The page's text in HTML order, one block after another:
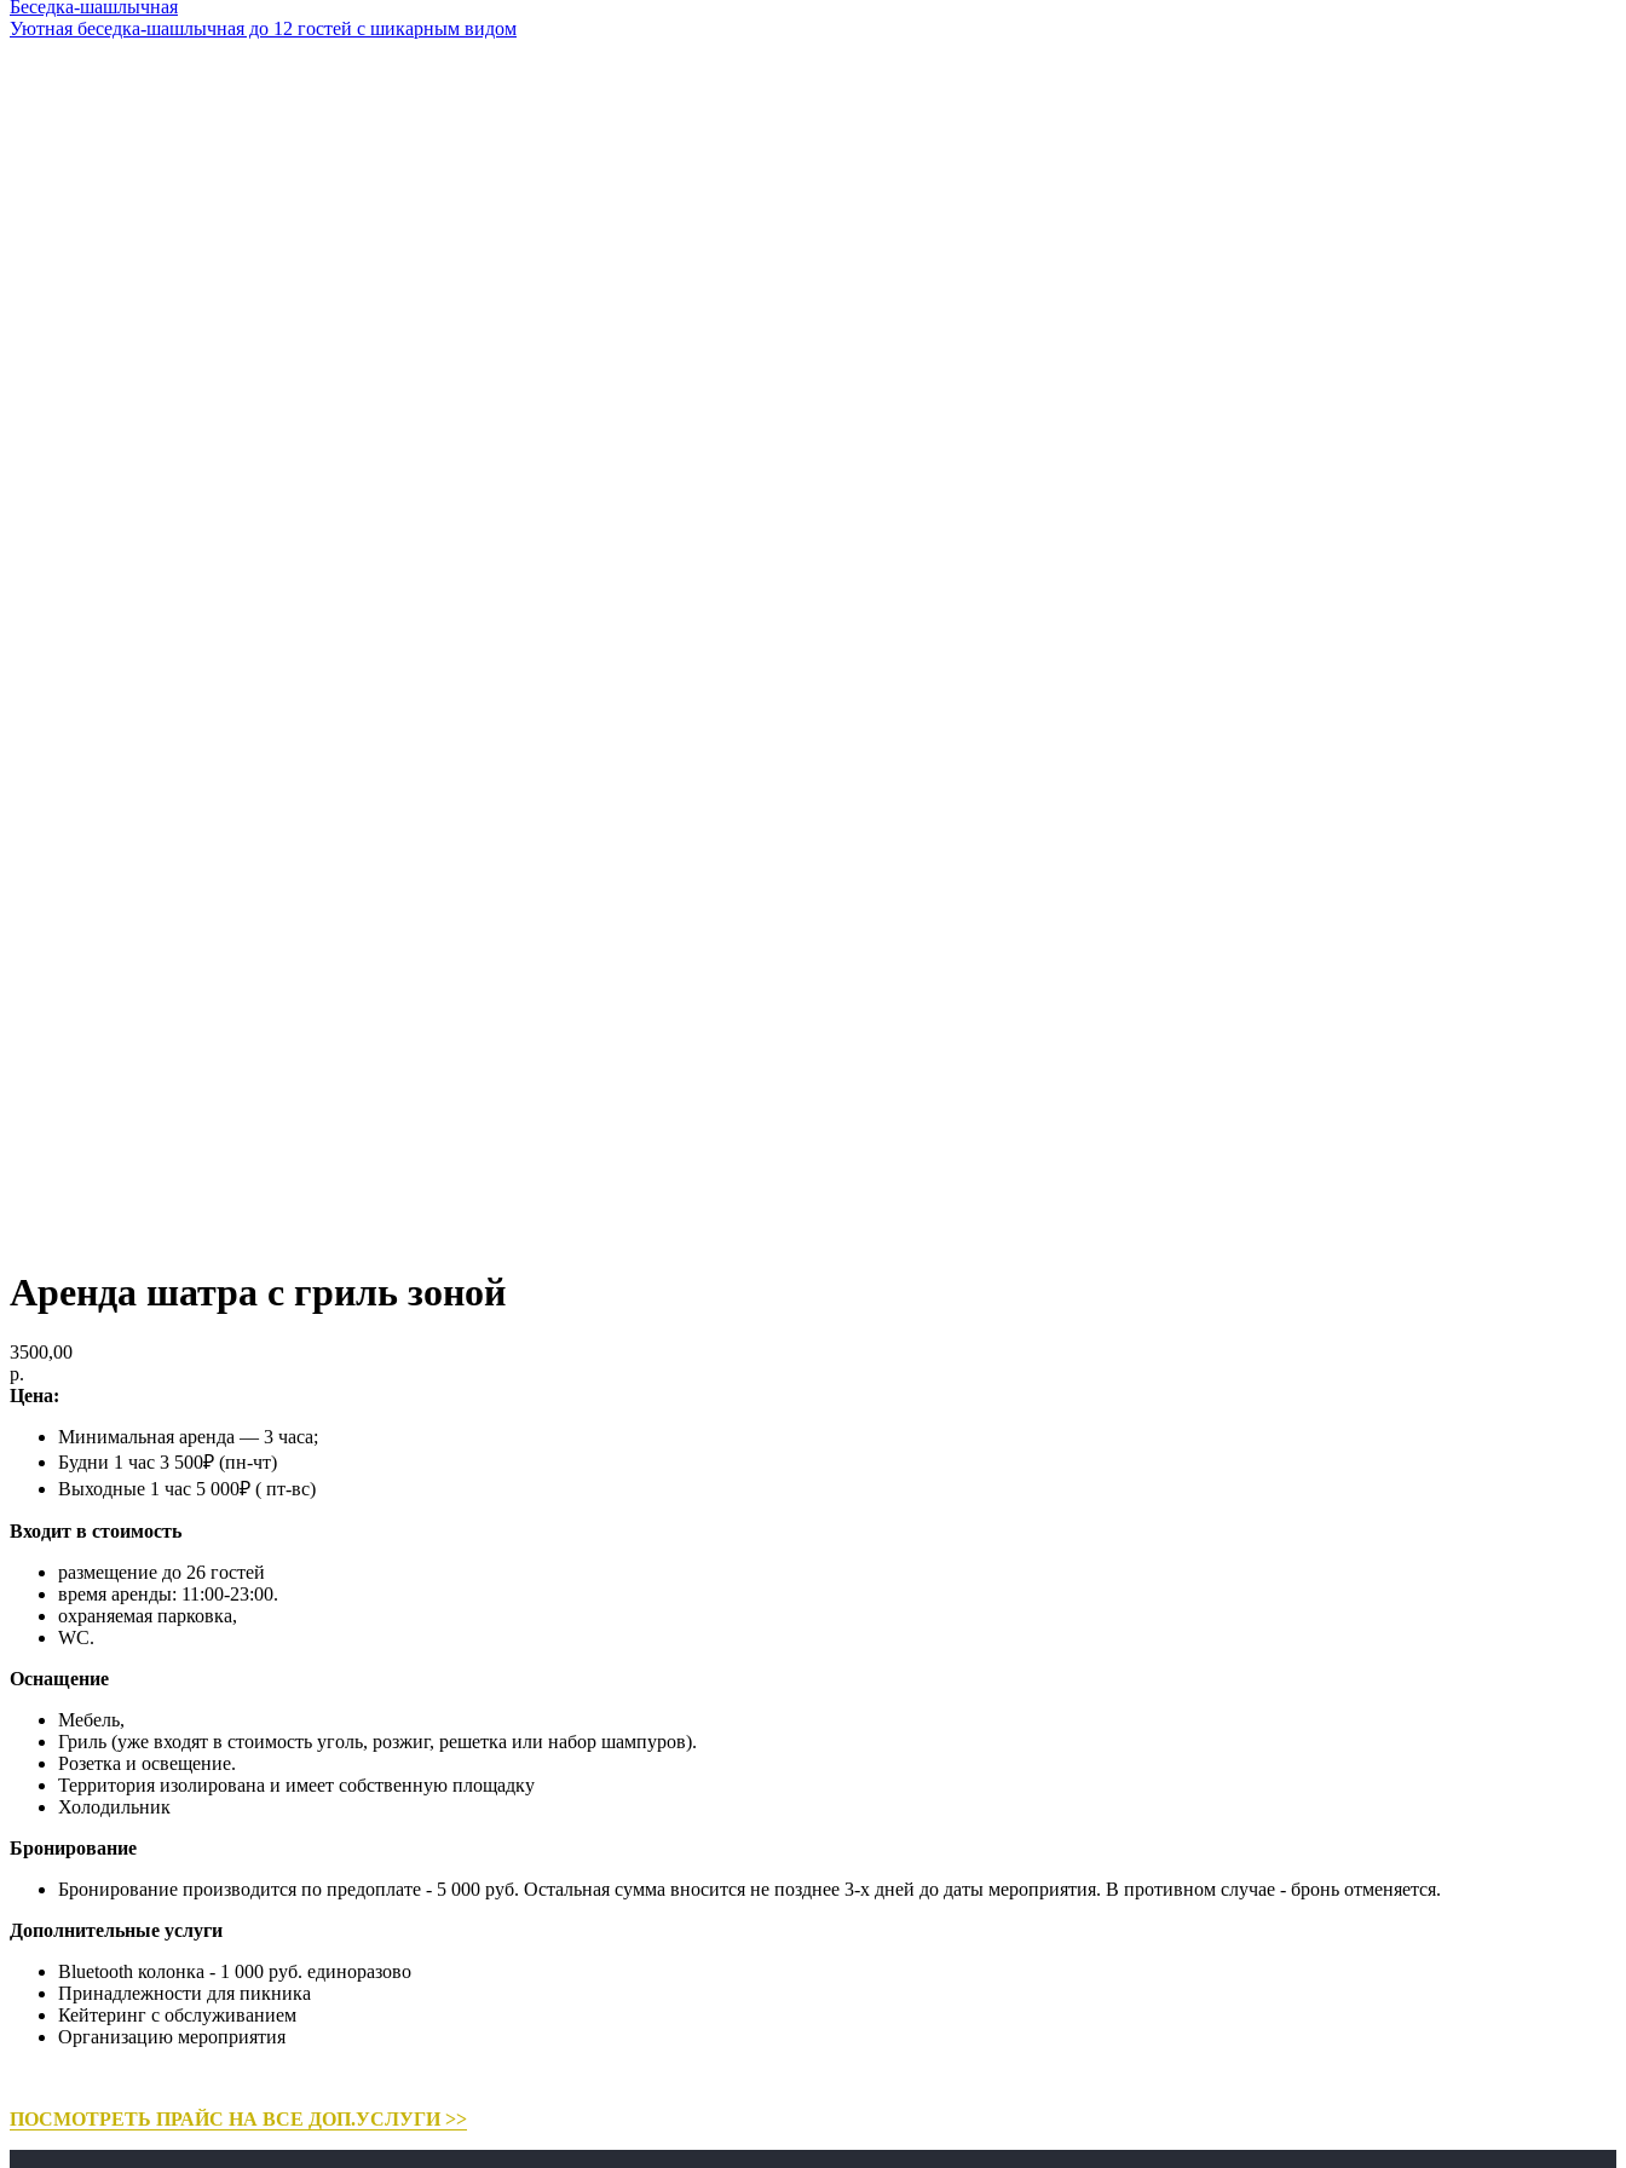
Беседка-шашлычная
Уютная беседка-шашлычная до 12 гостей с шикарным видом
Аренда шатра с гриль зоной
3500,00
р.
Цена:
Минимальная аренда — 3 часа;
Будни 1 час 3 500₽ (пн-чт)
Выходные 1 час 5 000₽ ( пт-вс)
Входит в стоимость
размещение до 26 гостей
время аренды: 11:00-23:00.
охраняемая парковка,
WC.
Оснащение
Мебель,
Гриль (уже входят в стоимость уголь, розжиг, решетка или набор шампуров).
Розетка и освещение.
Территория изолирована и имеет собственную площадку
Холодильник
Бронирование
Бронирование производится по предоплате - 5 000 руб. Остальная сумма вносится не позднее 3-х дней до даты мероприятия. В противном случае - бронь отменяется.
Дополнительные услуги
Bluetooth колонка - 1 000 руб. единоразово
Принадлежности для пикника
Кейтеринг с обслуживанием
Организацию мероприятия
ПОСМОТРЕТЬ ПРАЙС НА ВСЕ ДОП.УСЛУГИ >>